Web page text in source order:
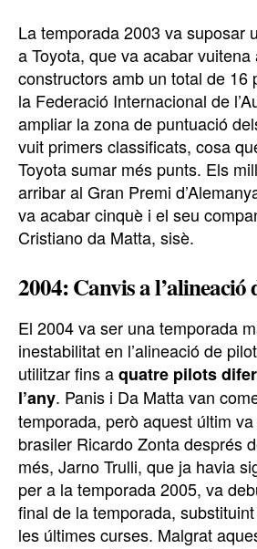
La temporada 2003 va suposar
a Toyota, que va acabar
constructors amb un total de 16
la Federació Internacional de
ampliar la zona de puntuació
vuit primers classificats, cosa
Toyota sumar més punts. Els
arribar al Gran Premi
va acabar cinquè i el seu
Cristiano da Matta, sisè.
2004: Canvis a l’alineació
El 2004 va ser una temporada
inestabilitat en l’alineació de
utilitzar fins aquatre pilots
l’any. Panis i Da Matta van
temporada, però aquest últim
brasiler Ricardo Zonta després
més, Jarno Trulli, que ja havia
per a la temporada 2005, va
final de la temporada,
les últimes curses. Malgrat